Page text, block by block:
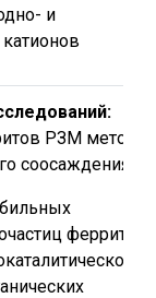
и
РЗМ
соосаждения
феррита